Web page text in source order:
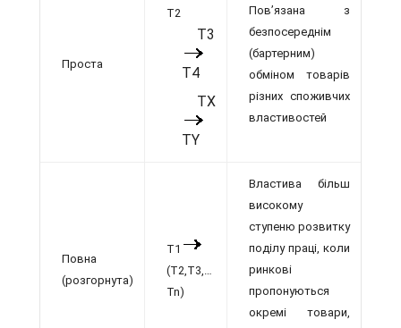
Проста
Т2
Т3
Т4
ТX
TY
Пов’язана з
безпосереднім
(бартерним)
обміном товарів
різних споживчих
властивостей
Повна
(розгорнута)
T1
(T2,T3,…
Tn)
Властива більш
високому
ступеню розвитку
поділу праці, коли
ринкові
пропонуються
окремі товари,